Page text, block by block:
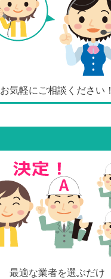
お気軽にご相談ください！
最適な業者を選ぶだけ